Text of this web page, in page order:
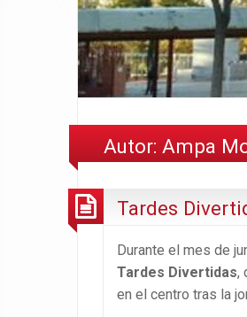
Autor: Ampa
Tardes
Durante el mes de
Tardes Divertidas,
en el centro tras la